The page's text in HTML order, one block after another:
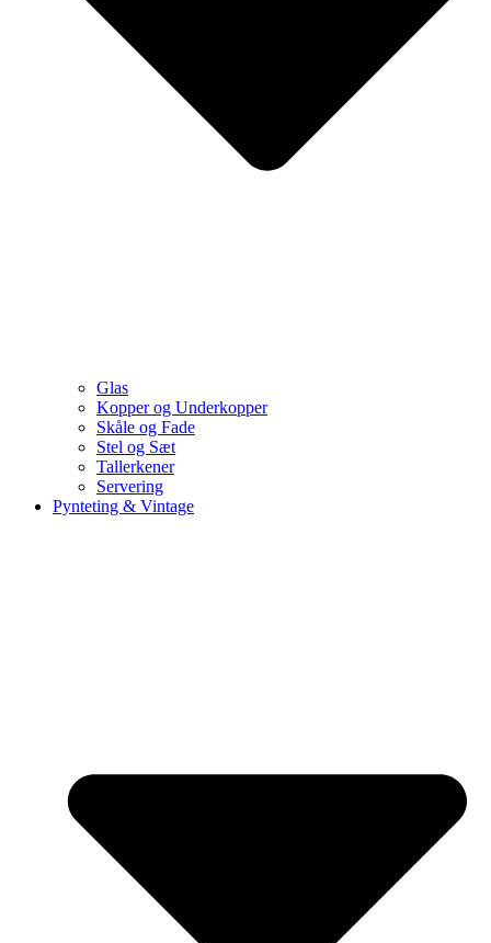
Glas
Kopper og Underkopper
Skåle og Fade
Stel og Sæt
Tallerkener
Servering
Pynteting & Vintage